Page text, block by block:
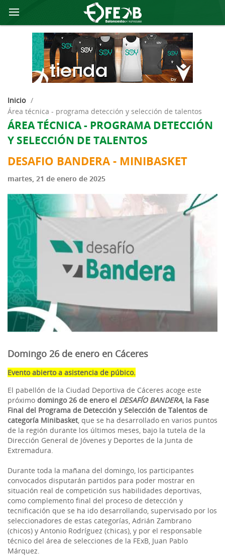
Inicio /
área técnica - programa detección y selección de talentos
ÁREA TÉCNICA - PROGRAMA DETECCIÓN
Y SELECCIÓN DE TALENTOS
DESAFIO BANDERA - MINIBASKET
martes, 21 de enero de 2025
Domingo 26 de enero en Cáceres
Evento abierto a asistencia de púbico.
El pabellón de la Ciudad Deportiva de Cáceres acoge este
próximo domingo 26 de enero el DESAFÍO BANDERA, la Fase
Final del Programa de Detección y Selección de Talentos de
categoría Minibasket, que se ha desarrollado en varios puntos
de la región durante los últimos meses, bajo la tutela de la
Dirección General de Jóvenes y Deportes de la Junta de
Extremadura.
Durante toda la mañana del domingo, los participantes
convocados disputarán partidos para poder mostrar en
situación real de competición sus habilidades deportivas,
como complemento final del proceso de detección y
tecnificación que se ha ido desarrollando, supervisado por los
seleccionadores de estas categorías, Adrián Zambrano
(chicos) y Antonio Rodríguez (chicas), y por el responsable
técnico del área de selecciones de la FExB, Juan Pablo
Márquez.